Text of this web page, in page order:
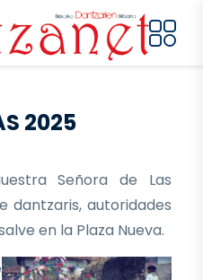
2025
Señora de Las
dantzaris, autoridades
en la Plaza Nueva.